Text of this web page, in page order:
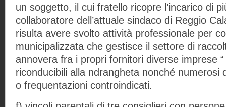
un soggetto, il cui fratello ricopre l’incarico di
collaboratore dell’attuale sindaco di Reggio
risulta avere svolto attività professionale per
municipalizzata che gestisce il settore di
annovera fra i propri fornitori diverse imprese
riconducibili alla ndrangheta nonché numerosi
o frequentazioni controindicati.